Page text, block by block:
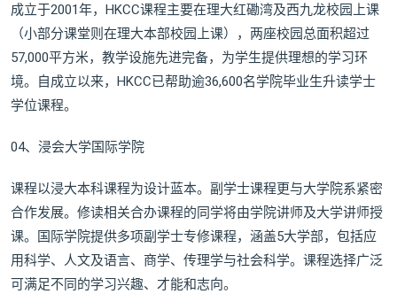
成立于2001年，HKCC课程主要在理大红磡湾及西九龙校园上课
（小部分课堂则在理大本部校园上课），两座校园总面积超过
57,000平方米，教学设施先进完备，为学生提供理想的学习环
境。自成立以来，HKCC已帮助逾36,600名学院毕业生升读学士
学位课程。
04、浸会大学国际学院
课程以浸大本科课程为设计蓝本。副学士课程更与大学院系紧密
合作发展。修读相关合办课程的同学将由学院讲师及大学讲师授
课。国际学院提供多项副学士专修课程，涵盖5大学部，包括应
用科学、人文及语言、商学、传理学与社会科学。课程选择广泛
可满足不同的学习兴趣、才能和志向。